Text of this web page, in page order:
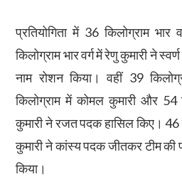
प्रतियोगिता में 36 किलोग्राम
किलोग्राम भार वर्ग में रेणु कुमारी ने
नाम रोशन किया। वहीं 39
किलोग्राम में कोमल कुमारी और 54
कुमारी ने रजत पदक हासिल किए। 46
कुमारी ने कांस्य पदक जीतकर टीम
किया।